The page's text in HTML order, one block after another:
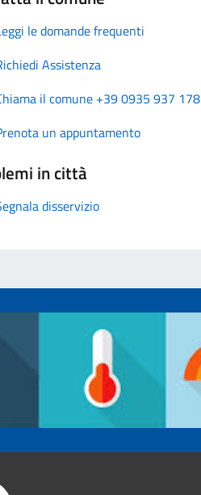
le domande frequenti
Assistenza
il comune +39 0935 937 178
un appuntamento
in città
disservizio